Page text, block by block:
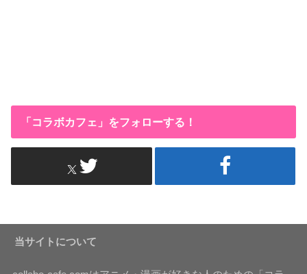
「コラボカフェ」をフォローする！
当サイトについて